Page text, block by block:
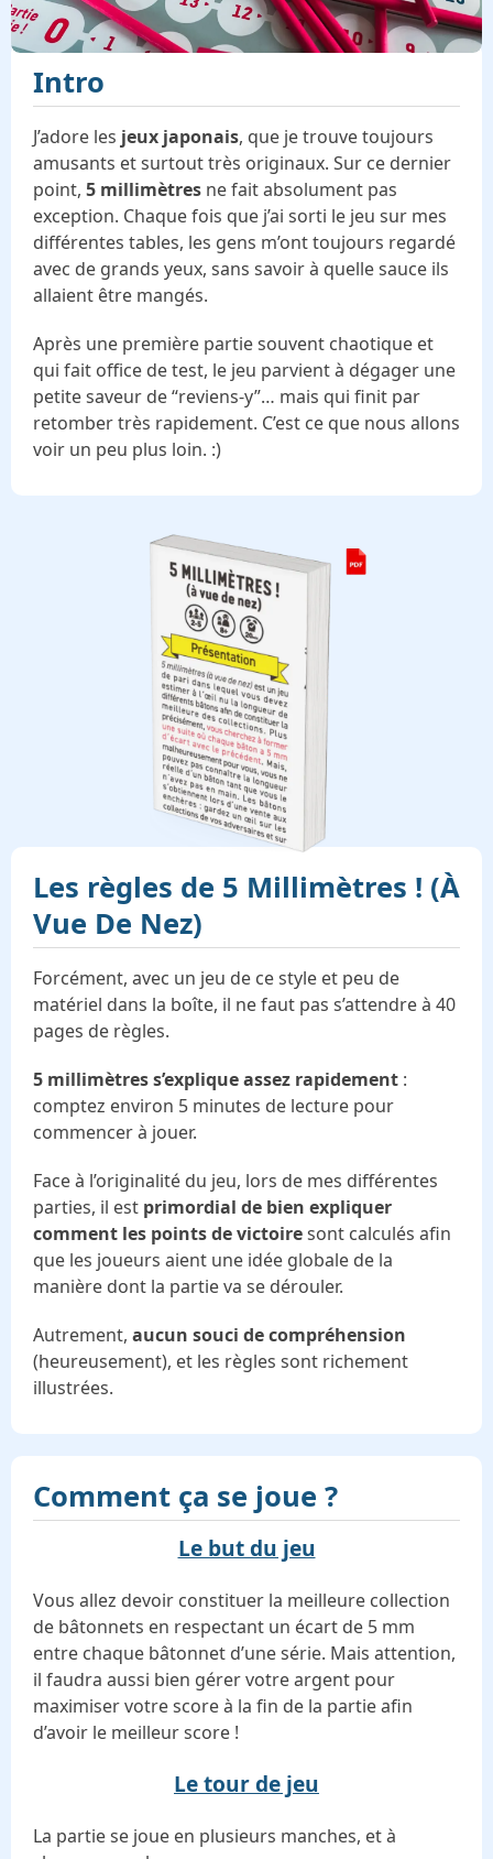
Intro
J’adore les jeux japonais, que je trouve toujours
amusants et surtout très originaux. Sur ce dernier
point, 5 millimètres ne fait absolument pas
exception. Chaque fois que j’ai sorti le jeu sur mes
différentes tables, les gens m’ont toujours regardé
avec de grands yeux, sans savoir à quelle sauce ils
allaient être mangés.
Après une première partie souvent chaotique et
qui fait office de test, le jeu parvient à dégager une
petite saveur de “reviens-y”… mais qui finit par
retomber très rapidement. C’est ce que nous allons
voir un peu plus loin. :)
Les règles de 5 Millimètres ! (À
Vue De Nez)
Forcément, avec un jeu de ce style et peu de
matériel dans la boîte, il ne faut pas s’attendre à 40
pages de règles.
5 millimètres s’explique assez rapidement :
comptez environ 5 minutes de lecture pour
commencer à jouer.
Face à l’originalité du jeu, lors de mes différentes
parties, il est primordial de bien expliquer
comment les points de victoiresont calculés afin
que les joueurs aient une idée globale de la
manière dont la partie va se dérouler.
Autrement, aucun souci de compréhension
(heureusement), et les règles sont richement
illustrées.
Comment ça se joue ?
Le but du jeu
Vous allez devoir constituer la meilleure collection
de bâtonnets en respectant un écart de 5 mm
entre chaque bâtonnet d’une série. Mais attention,
il faudra aussi bien gérer votre argent pour
maximiser votre score à la fin de la partie afin
d’avoir le meilleur score !
Le tour de jeu
La partie se joue en plusieurs manches, et à